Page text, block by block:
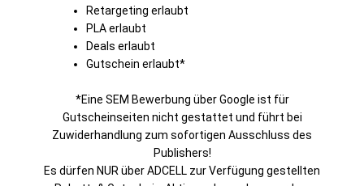
Retargeting erlaubt
PLA erlaubt
Deals erlaubt
Gutschein erlaubt*
*Eine SEM Bewerbung über Google ist für
Gutscheinseiten nicht gestattet und führt bei
Zuwiderhandlung zum sofortigen Ausschluss des
Publishers!
Es dürfen NUR über ADCELL zur Verfügung gestellten